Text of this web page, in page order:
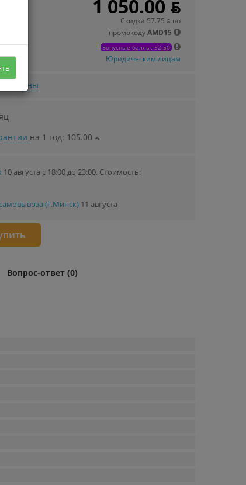
1 050.00 ƃ
Скидка 57.75 ƃ по
промокодуAMD15
Бонусные баллы: 52.50
Юридическим лицам
цены
на 1 год: 105.00 ƃ
10 августа с 18:00 до 23:00. Стоимость:
(г.Минск)11 августа
Вопрос-ответ (0)